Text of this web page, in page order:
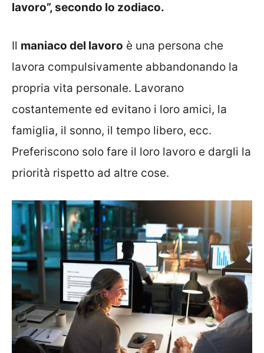
lavoro”, secondo lo zodiaco.
Il maniaco del lavoro è una persona che
lavora compulsivamente abbandonando la
propria vita personale. Lavorano
costantemente ed evitano i loro amici, la
famiglia, il sonno, il tempo libero, ecc.
Preferiscono solo fare il loro lavoro e dargli la
priorità rispetto ad altre cose.